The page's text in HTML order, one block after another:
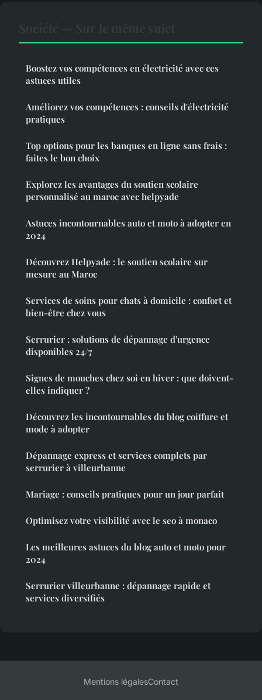
Boostez vos compétences en électricité avec ces
astuces utiles
Améliorez vos compétences : conseils d'électricité
pratiques
Top options pour les banques en ligne sans frais :
faites le bon choix
Explorez les avantages du soutien scolaire
personnalisé au maroc avec helpyade
Astuces incontournables auto et moto à adopter en
2024
Découvrez Helpyade : le soutien scolaire sur
mesure au Maroc
Services de soins pour chats à domicile : confort et
bien-être chez vous
Serrurier : solutions de dépannage d'urgence
disponibles 24/7
Signes de mouches chez soi en hiver : que doivent-
elles indiquer ?
Découvrez les incontournables du blog coiffure et
mode à adopter
Dépannage express et services complets par
serrurier à villeurbanne
Mariage : conseils pratiques pour un jour parfait
Optimisez votre visibilité avec le seo à monaco
Les meilleures astuces du blog auto et moto pour
2024
Serrurier villeurbanne : dépannage rapide et
services diversifiés
Mentions légalesContact